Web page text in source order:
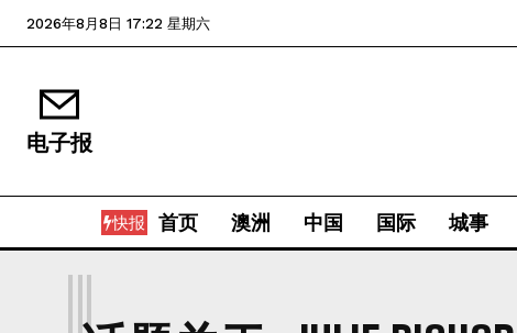
2026年8月8日 17:22 星期六
电子报
快报 首页 澳洲 中国 国际 城事